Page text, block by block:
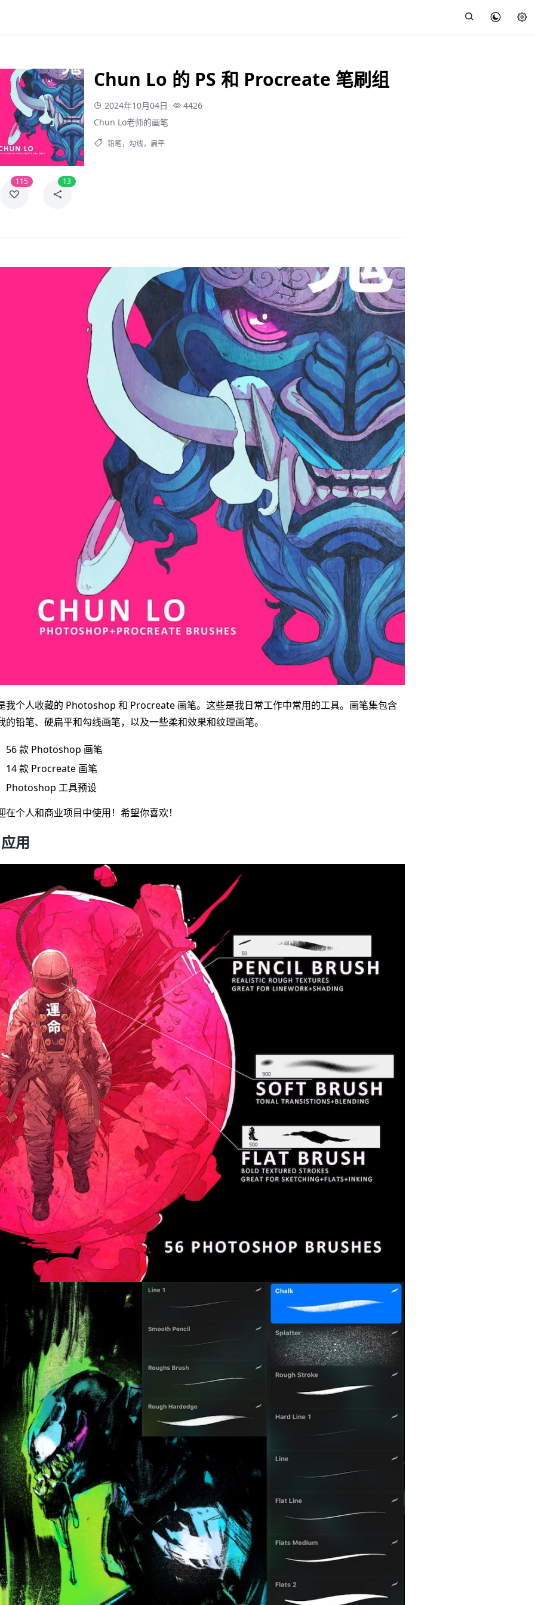
115 13
Chun Lo 的 PS 和 Procreate 笔刷组
2024年10月04日
4426
Chun Lo老师的画笔
铅笔， 勾线， 扁平
我个人收藏的 Photoshop 和 Procreate 画笔。这些是我日常工作中常用的工具。画笔集包含
的铅笔、硬扁平和勾线画笔，以及一些柔和效果和纹理画笔。
56 款 Photoshop 画笔
14 款 Procreate 画笔
Photoshop 工具预设
在个人和商业项目中使用！希望你喜欢！
应用